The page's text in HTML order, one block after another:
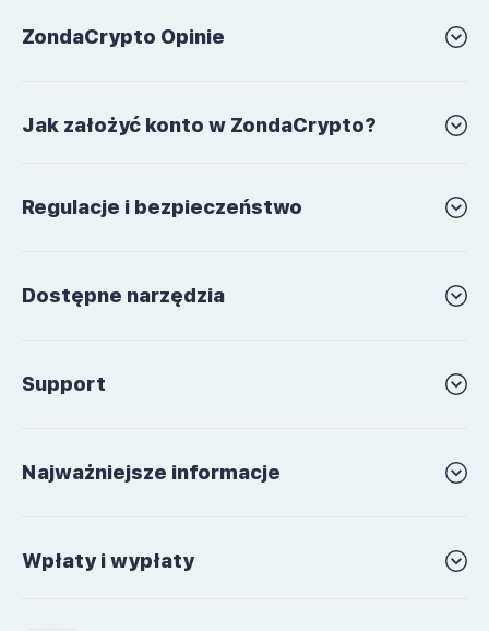
ZondaCrypto Opinie
Jak założyć konto w ZondaCrypto?
Regulacje i bezpieczeństwo
Dostępne narzędzia
Support
Najważniejsze informacje
Wpłaty i wypłaty